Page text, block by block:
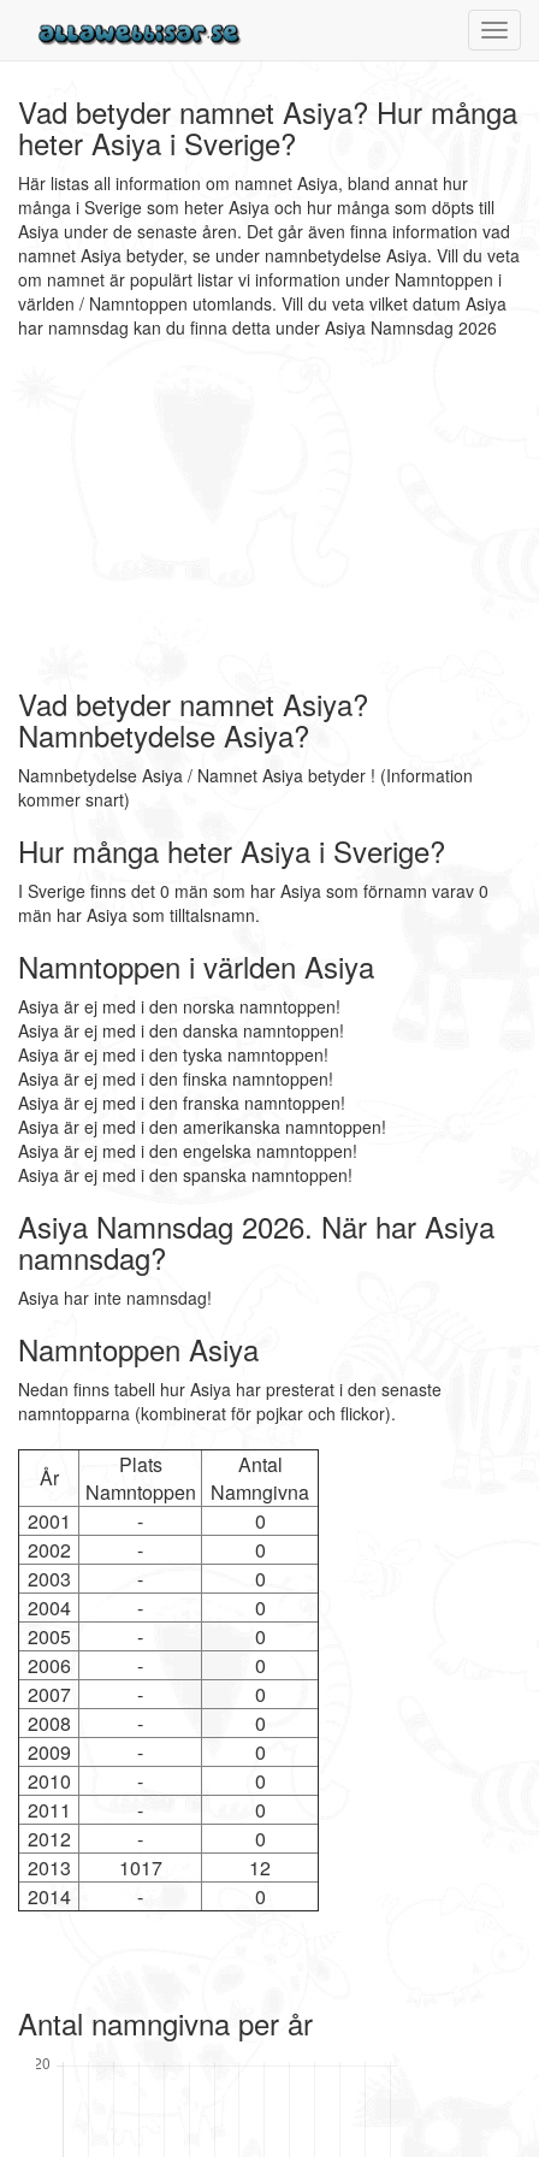
Vad betyder namnet Asiya? Hur många
heter Asiya i Sverige?
Här listas all information om namnet Asiya, bland annat hur
många i Sverige som heter Asiya och hur många som döpts till
Asiya under de senaste åren. Det går även finna information vad
namnet Asiya betyder, se under namnbetydelse Asiya. Vill du veta
om namnet är populärt listar vi information under Namntoppen i
världen / Namntoppen utomlands. Vill du veta vilket datum Asiya
har namnsdag kan du finna detta under Asiya Namnsdag 2026
Vad betyder namnet Asiya?
Namnbetydelse Asiya?
Namnbetydelse Asiya / Namnet Asiya betyder ! (Information
kommer snart)
Hur många heter Asiya i Sverige?
I Sverige finns det 0 män som har Asiya som förnamn varav 0
män har Asiya som tilltalsnamn.
Namntoppen i världen Asiya
Asiya är ej med i den norska namntoppen!
Asiya är ej med i den danska namntoppen!
Asiya är ej med i den tyska namntoppen!
Asiya är ej med i den finska namntoppen!
Asiya är ej med i den franska namntoppen!
Asiya är ej med i den amerikanska namntoppen!
Asiya är ej med i den engelska namntoppen!
Asiya är ej med i den spanska namntoppen!
Asiya Namnsdag 2026. När har Asiya
namnsdag?
Asiya har inte namnsdag!
Namntoppen Asiya
Nedan finns tabell hur Asiya har presterat i den senaste
namntopparna (kombinerat för pojkar och flickor).
År
Plats
Namntoppen
Antal
Namngivna
2001
-
0
2002
-
0
2003
-
0
2004
-
0
2005
-
0
2006
-
0
2007
-
0
2008
-
0
2009
-
0
2010
-
0
2011
-
0
2012
-
0
2013
1017
12
2014
- 0
Antal namngivna per år